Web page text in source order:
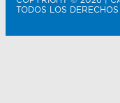
TODOS LOS DERECHOS